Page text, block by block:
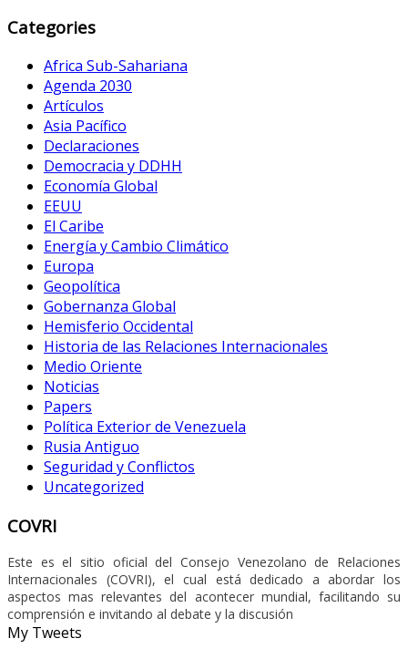
Categories
Africa Sub-Sahariana
Agenda 2030
Artículos
Asia Pacífico
Declaraciones
Democracia y DDHH
Economía Global
EEUU
El Caribe
Energía y Cambio Climático
Europa
Geopolítica
Gobernanza Global
Hemisferio Occidental
Historia de las Relaciones Internacionales
Medio Oriente
Noticias
Papers
Política Exterior de Venezuela
Rusia Antiguo
Seguridad y Conflictos
Uncategorized
COVRI
Este es el sitio oficial del Consejo Venezolano de Relaciones
Internacionales (COVRI), el cual está dedicado a abordar los
aspectos mas relevantes del acontecer mundial, facilitando su
comprensión e invitando al debate y la discusión
My Tweets